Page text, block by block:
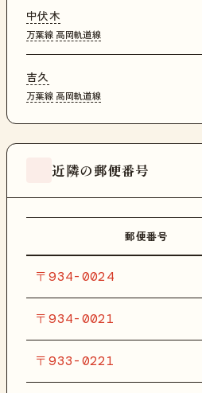
中伏木
万葉線 高岡軌道線
吉久
万葉線 高岡軌道線
近隣の郵便番号
郵便番号
〒934-0024
〒934-0021
〒933-0221